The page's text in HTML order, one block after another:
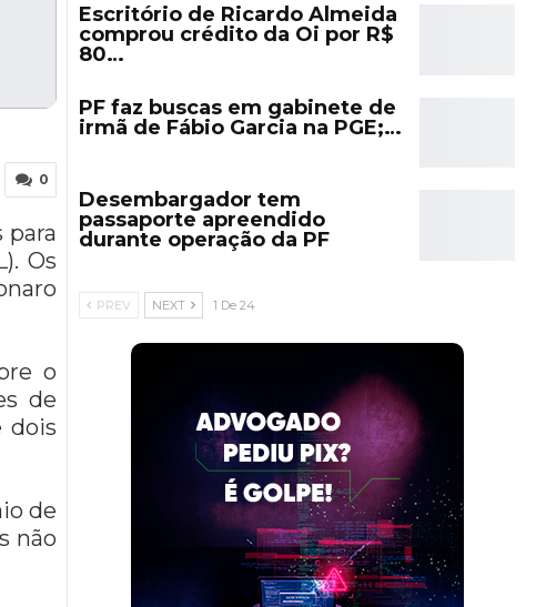
0
para
Os
o
de
dois
de
não
Escritório de Ricardo Almeida
comprou crédito da Oi por R$
80…
PF faz buscas em gabinete de
irmã de Fábio Garcia na PGE;…
Desembargador tem
passaporte apreendido
durante operação da PF
PREV NEXT 1 De 24